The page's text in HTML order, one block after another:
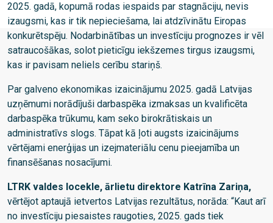
2025. gadā, kopumā rodas iespaids par stagnāciju, nevis
izaugsmi, kas ir tik nepieciešama, lai atdzīvinātu Eiropas
konkurētspēju. Nodarbinātības un investīciju prognozes ir vēl
satraucošākas, solot pieticīgu iekšzemes tirgus izaugsmi,
kas ir pavisam neliels cerību stariņš.
Par galveno ekonomikas izaicinājumu 2025. gadā Latvijas
uzņēmumi norādījuši darbaspēka izmaksas un kvalificēta
darbaspēka trūkumu, kam seko birokrātiskais un
administratīvs slogs. Tāpat kā ļoti augsts izaicinājums
vērtējami enerģijas un izejmateriālu cenu pieejamība un
finansēšanas nosacījumi.
LTRK valdes locekle, ārlietu direktore Katrīna Zariņa,
vērtējot aptaujā ietvertos Latvijas rezultātus, norāda: “Kaut arī
no investīciju piesaistes raugoties, 2025. gads tiek